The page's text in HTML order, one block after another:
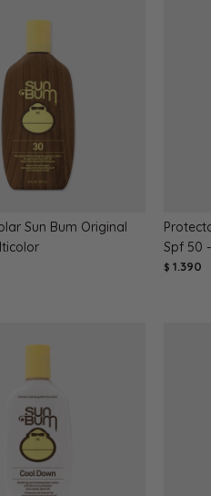
Sun Bum Original
Spf 50
$ 1.390